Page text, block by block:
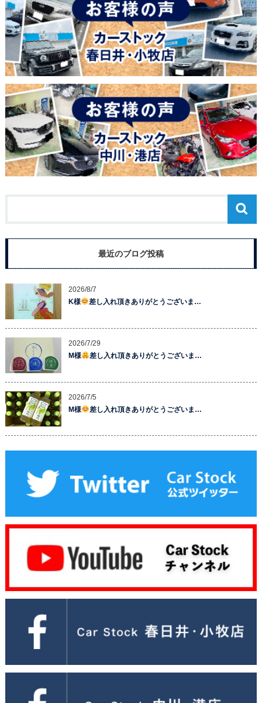
最近のブログ投稿
2026/8/7
K様
差し入れ頂きありがとうございま…
2026/7/29
M様
差し入れ頂きありがとうございま…
2026/7/5
M様
差し入れ頂きありがとうございま…